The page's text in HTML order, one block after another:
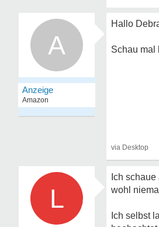
A
Hallo
L
Ich
wohl
Ich selbst